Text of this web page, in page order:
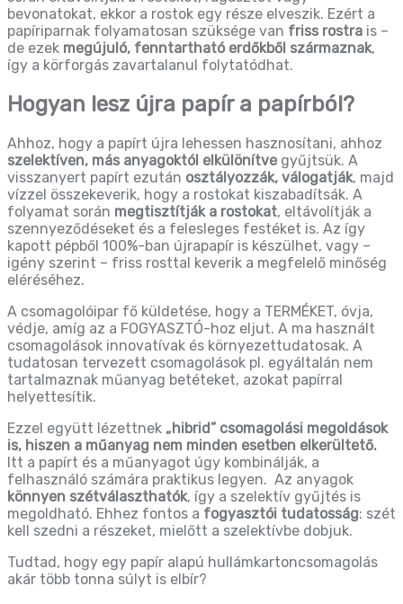
bevonatokat, ekkor a rostok egy része elveszik. Ezért a
papíriparnak folyamatosan szüksége van friss rostra is –
de ezek megújuló, fenntartható erdőkből származnak,
így a körforgás zavartalanul folytatódhat.
Hogyan lesz újra papír a papírból?
Ahhoz, hogy a papírt újra lehessen hasznosítani, ahhoz
szelektíven, más anyagoktól elkülönítve gyűjtsük. A
visszanyert papírt ezután osztályozzák, válogatják, majd
vízzel összekeverik, hogy a rostokat kiszabadítsák. A
folyamat során megtisztítják a rostokat, eltávolítják a
szennyeződéseket és a felesleges festéket is. Az így
kapott pépből 100%-ban újrapapír is készülhet, vagy –
igény szerint – friss rosttal keverik a megfelelő minőség
eléréséhez.
A csomagolóipar fő küldetése, hogy a TERMÉKET, óvja,
védje, amíg az a FOGYASZTÓ-hoz eljut. A ma használt
csomagolások innovatívak és környezettudatosak. A
tudatosan tervezett csomagolások pl. egyáltalán nem
tartalmaznak műanyag betéteket, azokat papírral
helyettesítik.
Ezzel együtt lézettnek „hibrid” csomagolási megoldások
is, hiszen a műanyag nem minden esetben elkerültető.
Itt a papírt és a műanyagot úgy kombinálják, a
felhasználó számára praktikus legyen. Az anyagok
könnyen szétválaszthatók, így a szelektív gyűjtés is
megoldható. Ehhez fontos a fogyasztói tudatosság: szét
kell szedni a részeket, mielőtt a szelektívbe dobjuk.
Tudtad, hogy egy papír alapú hullámkartoncsomagolás
akár több tonna súlyt is elbír?